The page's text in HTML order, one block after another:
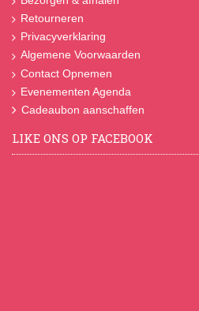
Retourneren
Privacyverklaring
Algemene Voorwaarden
Contact Opnemen
Evenementen Agenda
Cadeaubon aanschaffen
LIKE ONS OP FACEBOOK